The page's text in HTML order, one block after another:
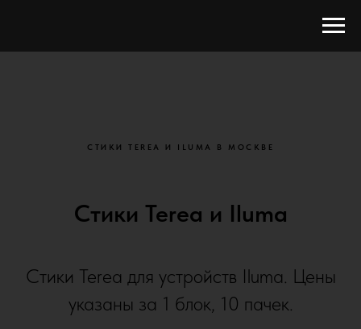
СТИКИ TEREA И ILUMA В МОСКВЕ
Стики Terea и Iluma
Стики Terea для устройств Iluma. Цены
указаны за 1 блок, 10 пачек.